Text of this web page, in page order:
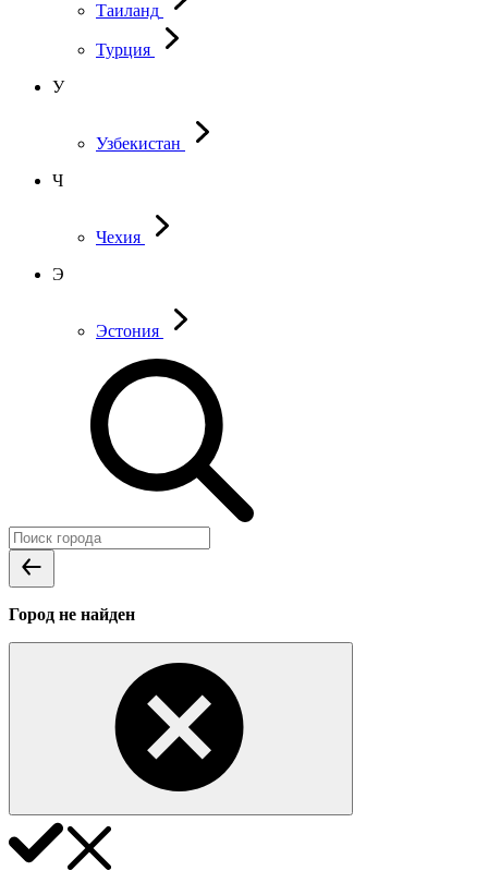
Таиланд
Турция
У
Узбекистан
Ч
Чехия
Э
Эстония
Город не найден